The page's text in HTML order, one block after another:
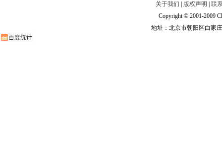
关于我们 版权声明
联
Copyright © 2001-2009
地址：北京市朝阳区白家